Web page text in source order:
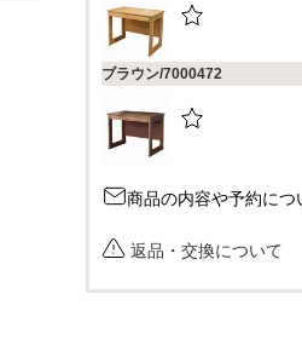
ブラウン/7000472
商品の内容や予約につ
返品・交換について